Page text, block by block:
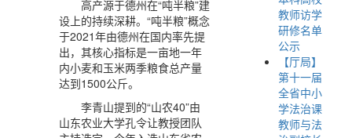
高产源于德州在“吨半粮”建
设上的持续深耕。“吨半粮”概念
于2021年由德州在国内率先提
出，其核心指标是一亩地一年
内小麦和玉米两季粮食总产量
达到1500公斤。
李青山提到的“山农40”由
山东农业大学孔令让教授团队
教师访学
研修名单
公示
【厅局】
第十一届
全省中小
学法治课
教师与法